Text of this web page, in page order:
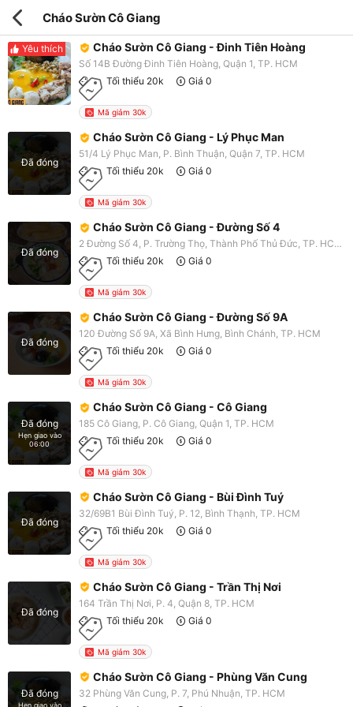
Cháo Sườn Cô Giang
Yêu thích Cháo Sườn Cô Giang - Đinh Tiên Hoàng
Số 14B Đường Đinh Tiên Hoàng, Quận 1, TP. HCM
Tối thiểu 20k
Giá 0
Mã giảm 30k
Đã đóng
Cháo Sườn Cô Giang - Lý Phục Man
51/4 Lý Phục Man, P. Bình Thuận, Quận 7, TP. HCM
Tối thiểu 20k
Giá 0
Mã giảm 30k
Đã đóng
Cháo Sườn Cô Giang - Đường Số 4
2 Đường Số 4, P. Trường Thọ, Thành Phố Thủ Đức, TP. HCM
Tối thiểu 20k
Giá 0
Mã giảm 30k
Đã đóng
Cháo Sườn Cô Giang - Đường Số 9A
120 Đường Số 9A, Xã Bình Hưng, Bình Chánh, TP. HCM
Tối thiểu 20k
Giá 0
Mã giảm 30k
Đã đóng
Hẹn giao vào
06:00
Cháo Sườn Cô Giang - Cô Giang
185 Cô Giang, P. Cô Giang, Quận 1, TP. HCM
Tối thiểu 20k
Giá 0
Mã giảm 30k
Đã đóng
Cháo Sườn Cô Giang - Bùi Đình Tuý
32/69B1 Bùi Đình Tuý, P. 12, Bình Thạnh, TP. HCM
Tối thiểu 20k
Giá 0
Mã giảm 30k
Đã đóng
Cháo Sườn Cô Giang - Trần Thị Nơi
164 Trần Thị Nơi, P. 4, Quận 8, TP. HCM
Tối thiểu 20k
Giá 0
Mã giảm 30k
Đã đóng
Hẹn giao vào
Cháo Sườn Cô Giang - Phùng Văn Cung
32 Phùng Văn Cung, P. 7, Phú Nhuận, TP. HCM